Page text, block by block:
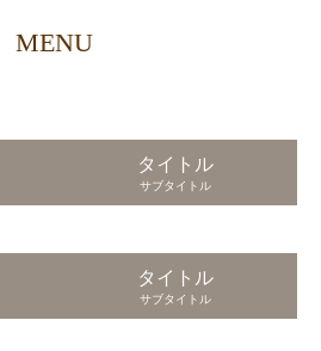
MENU
タイトル
サブタイトル
タイトル
サブタイトル